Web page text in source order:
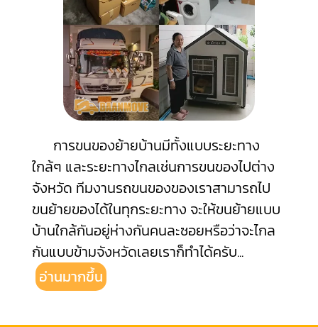
การขนของย้ายบ้านมีทั้งแบบระยะทาง
ใกล้ๆ และระยะทางไกลเช่นการขนของไปต่าง
จังหวัด ทีมงานรถขนของของเราสามารถไป
ขนย้ายของได้ในทุกระยะทาง จะให้ขนย้ายแบบ
บ้านใกล้กันอยู่ห่างกันคนละซอยหรือว่าจะไกล
กันแบบข้ามจังหวัดเลยเราก็ทำได้ครับ...
อ่านมากขึ้น